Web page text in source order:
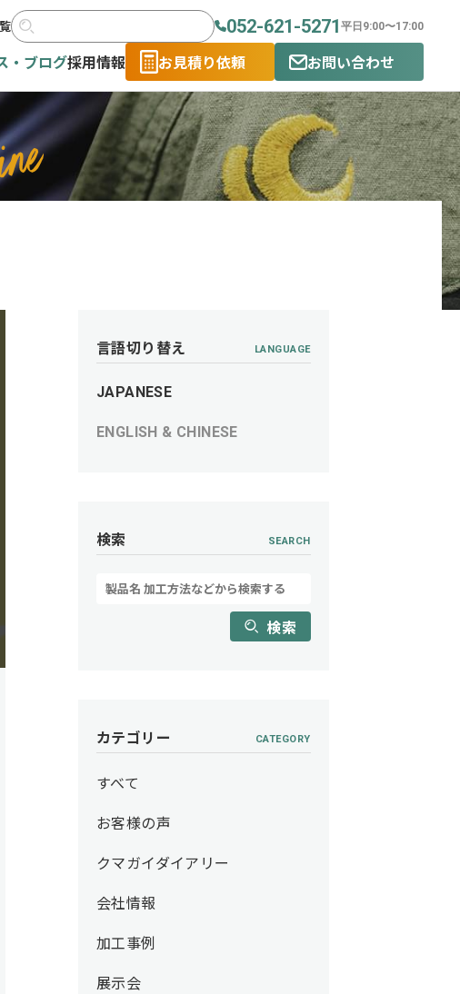
・ブログ採用情報 お見積り依頼 お問い合わせ
052-621-5271 平日9:00〜17:00
言語切り替え LANGUAGE
JAPANESE
ENGLISH & CHINESE
検索 SEARCH
検索
カテゴリー CATEGORY
すべて
お客様の声
クマガイダイアリー
会社情報
加工事例
展示会